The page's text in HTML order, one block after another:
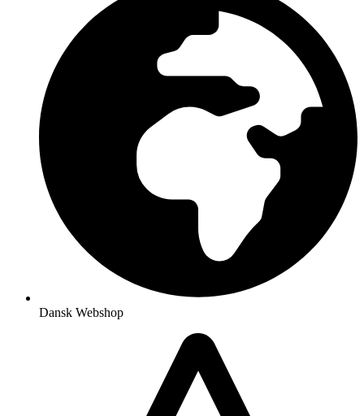
Dansk Webshop